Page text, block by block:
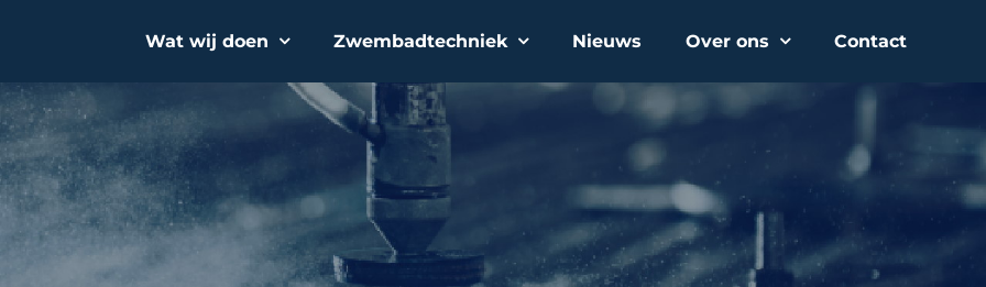
Wat wij doen Zwembadtechniek Nieuws Over ons Contact